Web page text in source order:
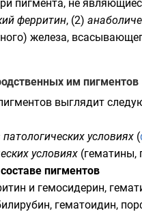
пигмента, не
ферритин, (2)
железа,
им пигментов
выглядит
условиях (
условиях (гематины,
пигментов
и гемосидерин,
гематоидин,